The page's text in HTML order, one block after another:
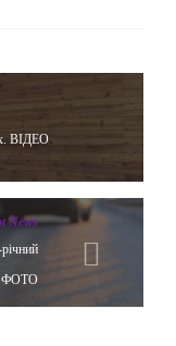
ВІДЕО
News
ФОТО